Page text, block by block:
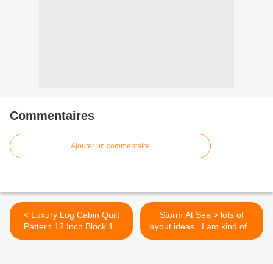
Commentaires
Ajouter un commentaire
< Luxury Log Cabin Quilt
Pattern 12 Inch Block 1 -
#Block #cabin #inch #Log
Storm At Sea > lots of
layout ideas...I am kind of in
love with this quilt pattern!